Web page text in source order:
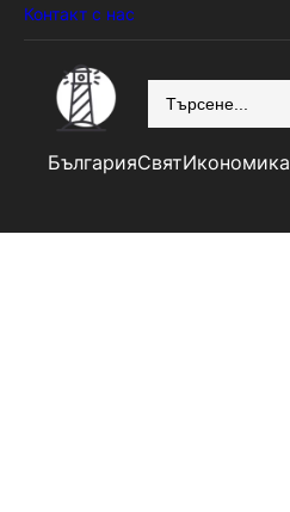
Контакт с нас
БългарияСвятИкономика